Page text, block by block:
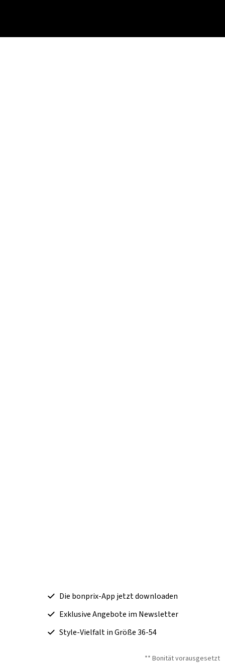
Die bonprix-App jetzt downloaden
Exklusive Angebote im Newsletter
Style-Vielfalt in Größe 36-54
** Bonität vorausgesetzt